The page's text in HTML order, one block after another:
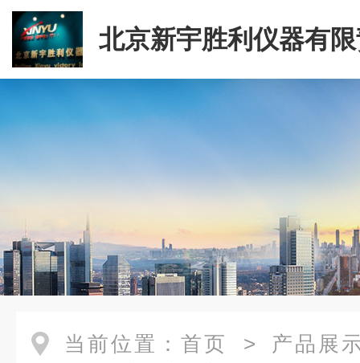
北京新宇胜利仪器有
司
当前位置： 首页 > 产品展